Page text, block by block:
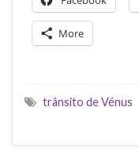
More
trânsito de Vénus